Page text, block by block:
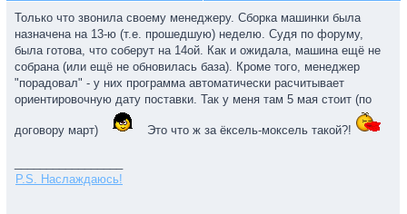
Только что звонила своему менеджеру. Сборка машинки была
назначена на 13-ю (т.е. прошедшую) неделю. Судя по форуму,
была готова, что соберут на 14ой. Как и ожидала, машина ещё не
собрана (или ещё не обновилась база). Кроме того, менеджер
"порадовал" - у них программа автоматически расчитывает
ориентировочную дату поставки. Так у меня там 5 мая стоит (по
договору март) Это что ж за ёксель-моксель такой?!
P.S. Наслаждаюсь!